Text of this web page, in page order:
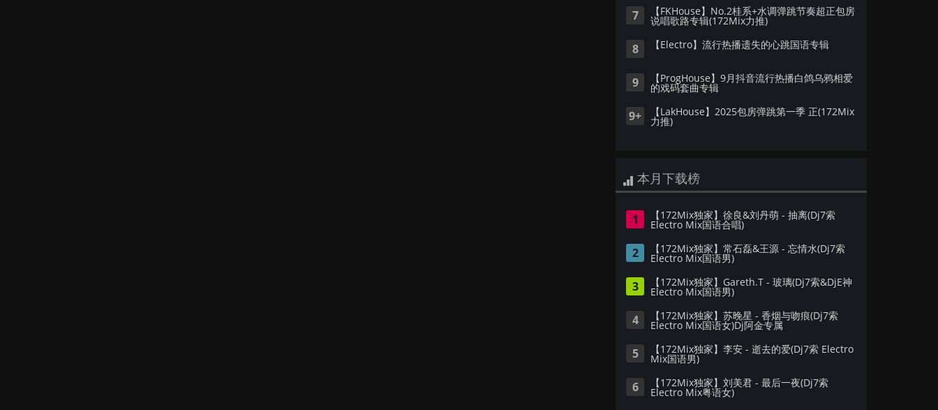
7 【FKHouse】No.2桂系+水调弹跳节奏超正包房
说唱歌路专辑(172Mix力推)
8 【Electro】流行热播遗失的心跳国语专辑
9 【ProgHouse】9月抖音流行热播白鸽乌鸦相爱
的戏码套曲专辑
9+ 【LakHouse】2025包房弹跳第一季 正(172Mix
力推)
本月下载榜
1 【172Mix独家】徐良&刘丹萌 - 抽离(Dj7索
Electro Mix国语合唱)
2 【172Mix独家】常石磊&王源 - 忘情水(Dj7索
Electro Mix国语男)
3 【172Mix独家】Gareth.T - 玻璃(Dj7索&DjE神
Electro Mix国语男)
4 【172Mix独家】苏晚星 - 香烟与吻痕(Dj7索
Electro Mix国语女)Dj阿金专属
5 【172Mix独家】李安 - 逝去的爱(Dj7索 Electro
Mix国语男)
6 【172Mix独家】刘美君 - 最后一夜(Dj7索
Electro Mix粤语女)